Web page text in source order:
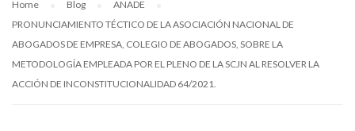
Home Blog
ANADE
PRONUNCIAMIENTO TÉCTICO DE LA ASOCIACIÓN NACIONAL DE
ABOGADOS DE EMPRESA, COLEGIO DE ABOGADOS, SOBRE LA
METODOLOGÍA EMPLEADA POR EL PLENO DE LA SCJN AL RESOLVER LA
ACCIÓN DE INCONSTITUCIONALIDAD 64/2021.